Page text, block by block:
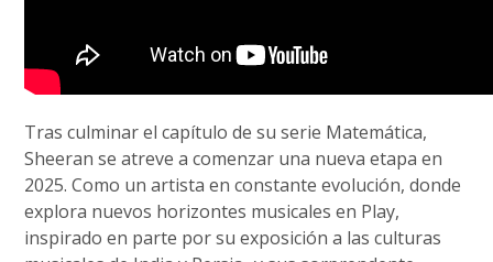
Tras culminar el capítulo de su serie Matemática,
Sheeran se atreve a comenzar una nueva etapa en
2025. Como un artista en constante evolución, donde
explora nuevos horizontes musicales en Play,
inspirado en parte por su exposición a las culturas